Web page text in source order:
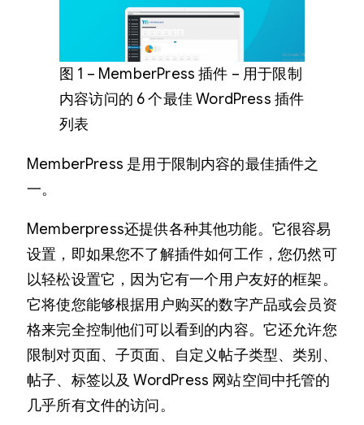
图 1 – MemberPress 插件 – 用于限制
内容访问的 6 个最佳 WordPress 插件
列表
MemberPress 是用于限制内容的最佳插件之
一。
Memberpress还提供各种其他功能。它很容易
设置，即如果您不了解插件如何工作，您仍然可
以轻松设置它，因为它有一个用户友好的框架。
它将使您能够根据用户购买的数字产品或会员资
格来完全控制他们可以看到的内容。它还允许您
限制对页面、子页面、自定义帖子类型、类别、
帖子、标签以及 WordPress 网站空间中托管的
几乎所有文件的访问。